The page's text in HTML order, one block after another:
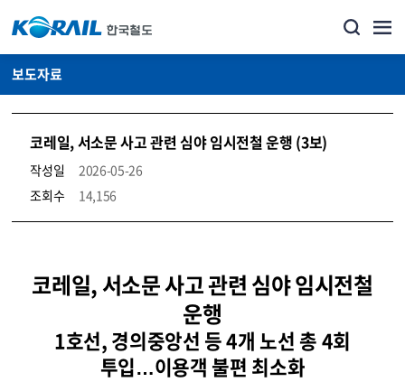
보도자료
코레일, 서소문 사고 관련 심야 임시전철 운행 (3보)
작성일
2026-05-26
조회수
14,156
뉴스·홍보_보도자료 상세보기 – 내용, 파일, 담당자 연락처로 구성
코레일, 서소문 사고 관련 심야 임시전철
운행
1호선, 경의중앙선 등 4개 노선 총 4회
투입…이용객 불편 최소화